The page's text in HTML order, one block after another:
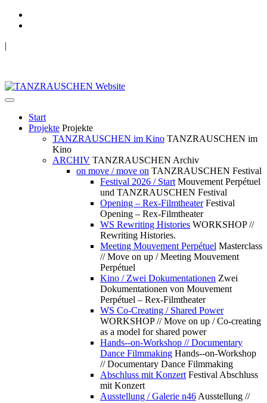
|
Start
Projekte Projekte
TANZRAUSCHEN im Kino TANZRAUSCHEN im
Kino
ARCHIV TANZRAUSCHEN Archiv
on move / move on TANZRAUSCHEN Festival
Festival 2026 / Start Mouvement Perpétuel
und TANZRAUSCHEN Festival
Opening – Rex-Filmtheater Festival
Opening – Rex-Filmtheater
WS Rewriting Histories WORKSHOP //
Rewriting Histories.
Meeting Mouvement Perpétuel Masterclass
// Move on up / Meeting Mouvement
Perpétuel
Kino / Zwei Dokumentationen Zwei
Dokumentationen von Mouvement
Perpétuel – Rex-Filmtheater
WS Co-Creating / Shared Power
WORKSHOP // Move on up / Co-creating
as a model for shared power
Hands--on-Workshop // Documentary
Dance Filmmaking Hands--on-Workshop
// Documentary Dance Filmmaking
Abschluss mit Konzert Festival Abschluss
mit Konzert
Ausstellung / Galerie n46 Ausstellung //